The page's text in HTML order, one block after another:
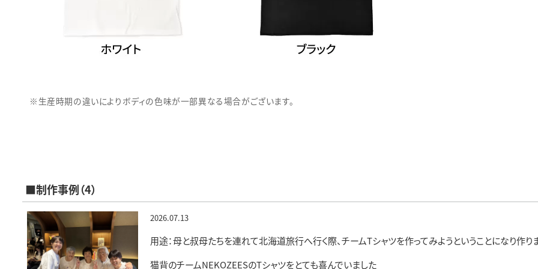
※生産時期の違いによりボディの色味が一部異なる場合がございます。
■制作事例（4）
2026.07.13
用途：母と叔母たちを連れて北海道旅行へ行く際、チームTシャツを作ってみようということになり作り
猫背のチームNEKOZEESのTシャツをとても喜んでいました